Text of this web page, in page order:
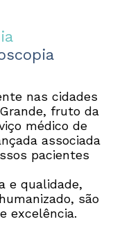
nas cidades
fruto da
médico de
associada
pacientes
e qualidade,
são
excelência.